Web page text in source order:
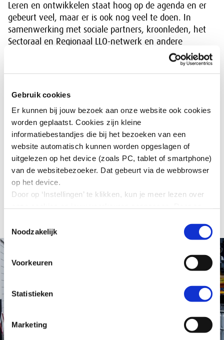
Gebruik cookies
Er kunnen bij jouw bezoek aan onze website ook cookies
worden geplaatst. Cookies zijn kleine
informatiebestandjes die bij het bezoeken van een
website automatisch kunnen worden opgeslagen of
uitgelezen op het device (zoals PC, tablet of smartphone)
van de websitebezoeker. Dat gebeurt via de webbrowser
op het device.
Door op ‘Instellingen’ te klikken, kun je meer lezen over
alle cookies zoals omschreven in onze cookieverklaring
in deze cookiebanner. Door op ‘Alleen noodzakelijke
noodzakelijke cookies.
lezen in onze
Noodzakelijk
Voorkeuren
Statistieken
Marketing
Leren en ontwikkelen staat hoog op de agenda en er
gebeurt veel, maar er is ook nog veel te doen. In
samenwerking met sociale partners, kroonleden, het
Sectoraal en Regionaal LLO-netwerk en andere
stakeholders wisselt de SER kennis uit en zet het
Deze voortgangsrapportage laat zien hoe Nederland
blikt terug op de activiteiten en resultaten van de
Actie-agenda in de afgelopen periode (hoofdstuk 3).
Hoofdstuk 4 gaat in op de thema’s en activiteiten voor
het komende jaar.
Download:
Voortgangsrapportage 2022 (4221 kb)